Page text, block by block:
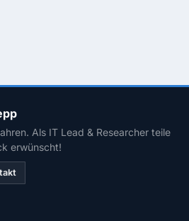
Als IT Lead & Researcher teile
erwünscht!